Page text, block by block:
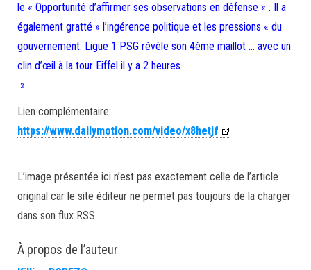
le « Opportunité d’affirmer ses observations en défense « . Il a
également gratté » l’ingérence politique et les pressions « du
gouvernement. Ligue 1 PSG révèle son 4ème maillot … avec un
clin d’œil à la tour Eiffel il y a 2 heures
»
Lien complémentaire:
https://www.dailymotion.com/video/x8hetjf
L’image présentée ici n’est pas exactement celle de l’article
original car le site éditeur ne permet pas toujours de la charger
dans son flux RSS.
À propos de l’auteur